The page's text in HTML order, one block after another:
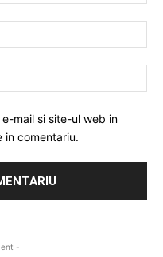
mail si site-ul web in
in comentariu.
-